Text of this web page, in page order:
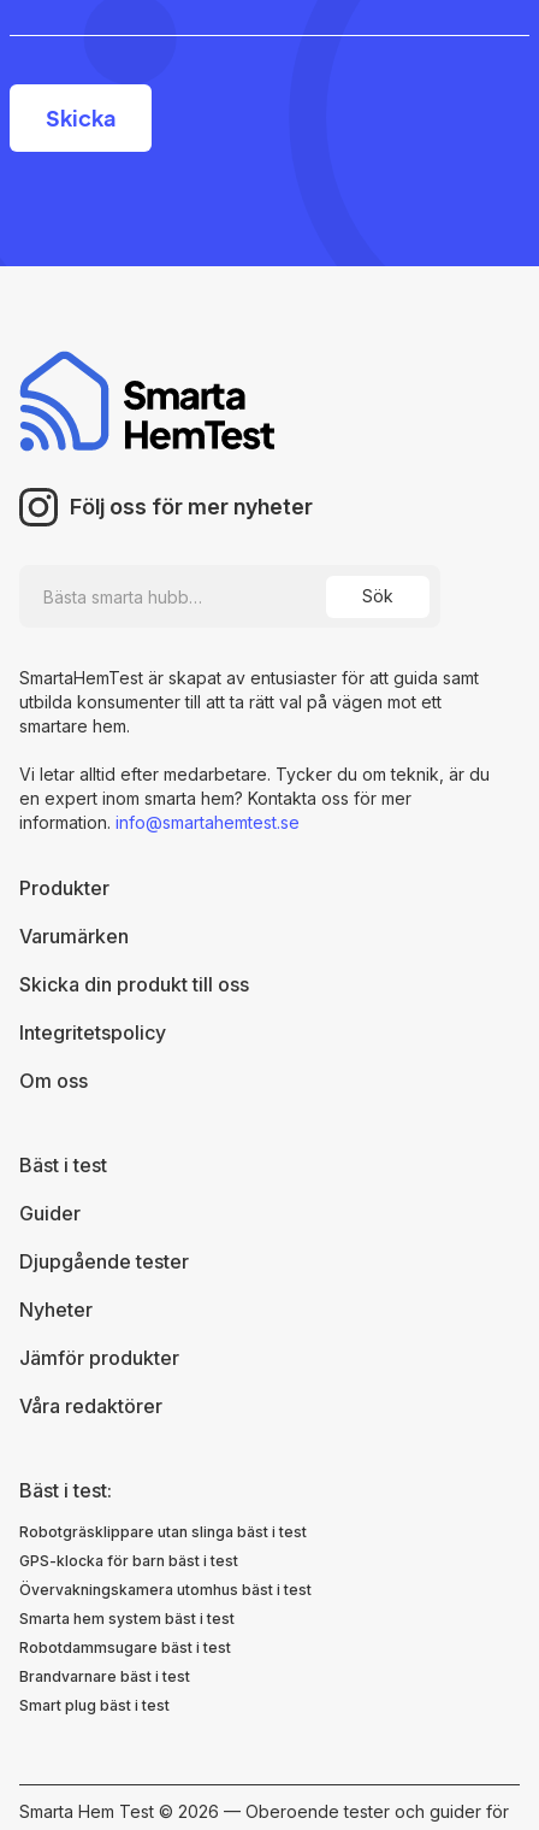
Bäst i test
Guider
Djupgående tester
Nyheter
Jämför produkter
Våra redaktörer
Produkter
Varumärken
Skicka din produkt till oss
Integritetspolicy
Om oss
Följ oss för mer nyheter
SmartaHemTest är skapat av entusiaster för att guida samt
utbilda konsumenter till att ta rätt val på vägen mot ett
smartare hem.
Vi letar alltid efter medarbetare. Tycker du om teknik, är du
en expert inom smarta hem? Kontakta oss för mer
information. info@smartahemtest.se
Bäst i test:
Robotgräsklippare utan slinga bäst i test
GPS-klocka för barn bäst i test
Övervakningskamera utomhus bäst i test
Smarta hem system bäst i test
Robotdammsugare bäst i test
Brandvarnare bäst i test
Smart plug bäst i test
Smarta Hem Test © 2026 — Oberoende tester och guider för